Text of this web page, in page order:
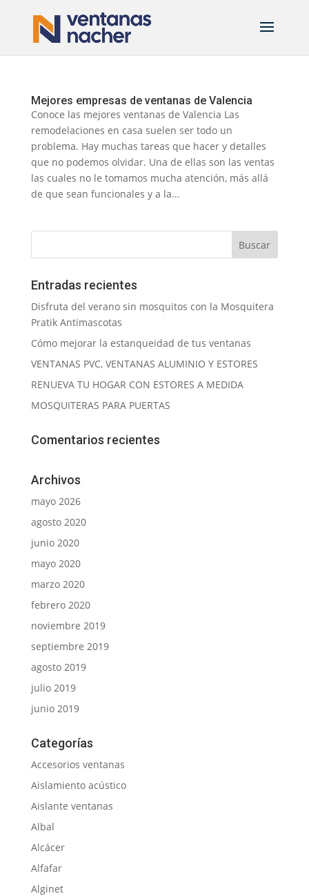
Mejores empresas de ventanas de Valencia
Conoce las mejores ventanas de Valencia Las
remodelaciones en casa suelen ser todo un
problema. Hay muchas tareas que hacer y detalles
que no podemos olvidar. Una de ellas son las ventas
las cuales no le tomamos mucha atención, más allá
de que sean funcionales y a la...
Entradas recientes
Disfruta del verano sin mosquitos con la Mosquitera
Pratik Antimascotas
Cómo mejorar la estanqueidad de tus ventanas
VENTANAS PVC, VENTANAS ALUMINIO Y ESTORES
RENUEVA TU HOGAR CON ESTORES A MEDIDA
MOSQUITERAS PARA PUERTAS
Comentarios recientes
Archivos
mayo 2026
agosto 2020
junio 2020
mayo 2020
marzo 2020
febrero 2020
noviembre 2019
septiembre 2019
agosto 2019
julio 2019
junio 2019
Categorías
Accesorios ventanas
Aislamiento acústico
Aislante ventanas
Albal
Alcácer
Alfafar
Alginet